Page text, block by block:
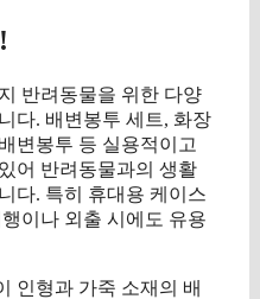
반려동물을 위한 다양
다. 배변봉투 세트, 화장
변봉투 등 실용적이고
어 반려동물과의 생활
다. 특히 휴대용 케이스
이나 외출 시에도 유용
인형과 가죽 소재의 배